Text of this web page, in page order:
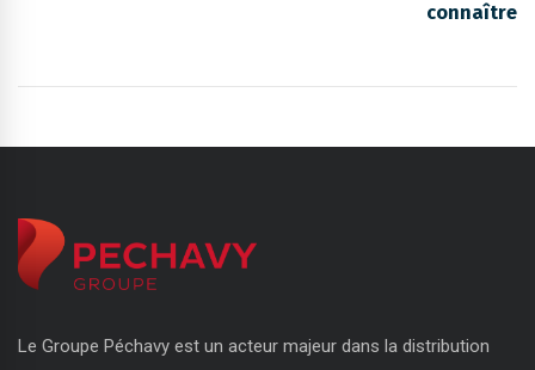
connaître
Le Groupe Péchavy est un acteur majeur dans la distribution